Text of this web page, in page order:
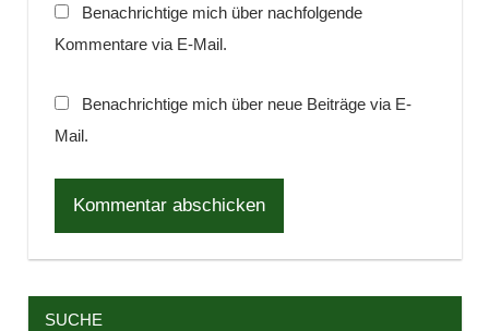
Benachrichtige mich über nachfolgende
Kommentare via E-Mail.
Benachrichtige mich über neue Beiträge via E-
Mail.
SUCHE